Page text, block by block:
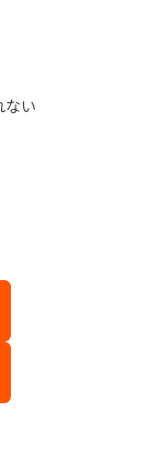
ない